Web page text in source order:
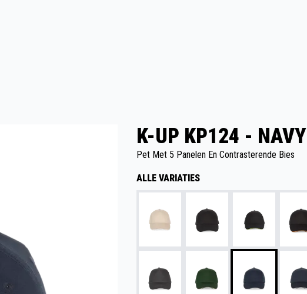
K-UP KP124 - NAVY
Pet Met 5 Panelen En Contrasterende Bies
ALLE VARIATIES